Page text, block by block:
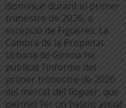
disminuir durant el primer
trimestre de 2026, a
excepció de Figueres. La
Cambra de la Propietat
Urbana de Girona ha
publicat l’informe del
primer trimestre de 2026
del mercat del lloguer, que
permet fer un balanç anual